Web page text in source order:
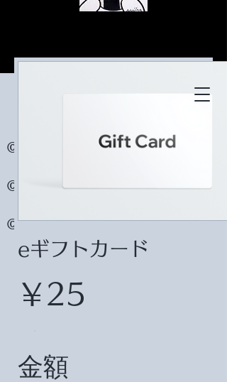
© Copyright
© Copyright
© Copyright
eギフトカード
￥25
金額